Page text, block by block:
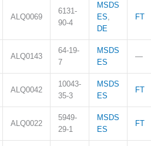
ALQ0069
6131-
90-4
MSDS
ES,
DE
FT
ALQ0143
64-19-
7
MSDS
ES
—
ALQ0042
10043-
35-3
MSDS
ES
FT
ALQ0022
5949-
29-1
MSDS
ES
FT